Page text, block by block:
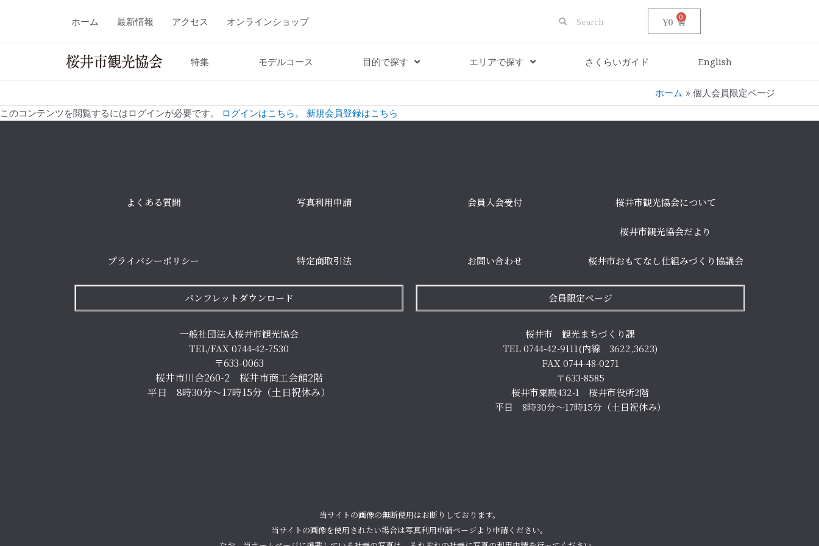
ホーム 最新情報 アクセス オンラインショップ ¥0 0
特集 モデルコース 目的で探す エリアで探す さくらいガイド English
ホーム
個人会員限定ページ
このコンテンツを閲覧するにはログインが必要です。
ログインはこちら。 新規会員登録はこちら
よくある質問 写真利用申請 会員入会受付 桜井市観光協会について
桜井市観光協会だより
プライバシーポリシー 特定商取引法 お問い合わせ 桜井市おもてなし仕組みづくり協議会
パンフレットダウンロード 会員限定ページ
一般社団法人桜井市観光協会
TEL/FAX 0744-42-7530
〒633-0063
桜井市川合260-2 桜井市商工会館2階
平日 8時30分～17時15分（土日祝休み）
桜井市 観光まちづくり課
TEL 0744-42-9111(内線 3622,3623)
FAX 0744-48-0271
〒633-8585
桜井市粟殿432-1 桜井市役所2階
平日 8時30分～17時15分（土日祝休み）
当サイトの画像の無断使用はお断りしております。
当サイトの画像を使用されたい場合は写真利用申請ページより申請ください。